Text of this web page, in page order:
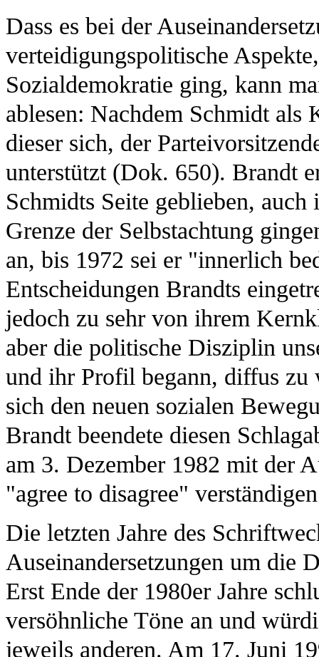
Dass es bei der
verteidigungspolitische
Sozialdemokratie ging, kann
ablesen: Nachdem Schmidt als
dieser sich, der
unterstützt (Dok. 650). Brandt
Schmidts Seite geblieben,
Grenze der Selbstachtung
an, bis 1972 sei er "innerlich
Entscheidungen Brandts
jedoch zu sehr von ihrem
aber die politische Disziplin
und ihr Profil begann, diffus zu
sich den neuen sozialen
Brandt beendete diesen
am 3. Dezember 1982 mit der
"agree to disagree"
Die letzten Jahre des
Auseinandersetzungen um die
Erst Ende der 1980er Jahre
versöhnliche Töne an und
jeweils anderen. Am 17. Juni